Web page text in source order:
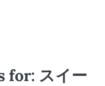
for: スイー